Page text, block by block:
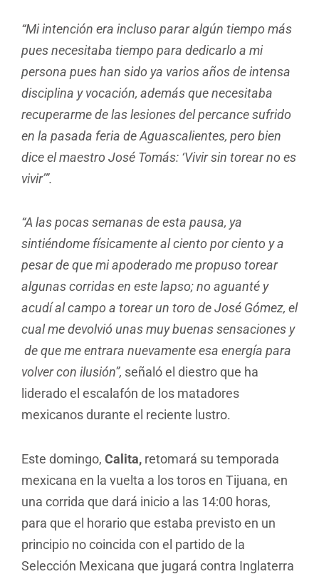
“Mi intención era incluso parar algún tiempo más
pues necesitaba tiempo para dedicarlo a mi
persona pues han sido ya varios años de intensa
disciplina y vocación, además que necesitaba
recuperarme de las lesiones del percance sufrido
en la pasada feria de Aguascalientes, pero bien
dice el maestro José Tomás: ‘Vivir sin torear no es
vivir’”.
“A las pocas semanas de esta pausa, ya
sintiéndome físicamente al ciento por ciento y a
pesar de que mi apoderado me propuso torear
algunas corridas en este lapso; no aguanté y
acudí al campo a torear un toro de José Gómez, el
cual me devolvió unas muy buenas sensaciones y
de que me entrara nuevamente esa energía para
volver con ilusión”, señaló el diestro que ha
liderado el escalafón de los matadores
mexicanos durante el reciente lustro.
Este domingo, Calita, retomará su temporada
mexicana en la vuelta a los toros en Tijuana, en
una corrida que dará inicio a las 14:00 horas,
para que el horario que estaba previsto en un
principio no coincida con el partido de la
Selección Mexicana que jugará contra Inglaterra